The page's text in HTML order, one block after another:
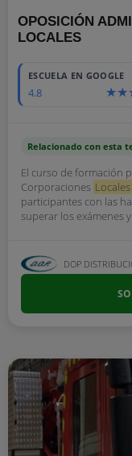
OPOSICIÓN
LOCALES
ESCUELA EN GOOGLE
4.8
Relacionado con esta
El curso de formación
Corporaciones Locales
participantes con las
superar los exámenes
DOP